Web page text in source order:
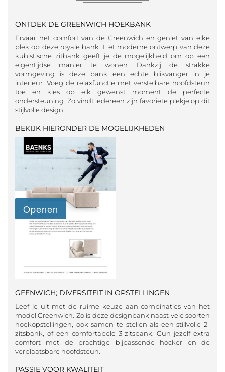
ONTDEK DE GREENWICH HOEKBANK
Ervaar het comfort van de Greenwich en geniet van elke
plek op deze royale bank. Het moderne ontwerp van deze
kubistische zitbank geeft je de mogelijkheid om op een
eigentijdse manier te wonen. Dankzij de strakke
vormgeving is deze bank een echte blikvanger in je
interieur. Voeg de relaxfunctie met verstelbare hoofdsteun
toe en kies op elk gewenst moment de perfecte
ondersteuning. Zo vindt iedereen zijn favoriete plekje op dit
stijlvolle design.
BEKIJK HIERONDER DE MOGELIJKHEDEN
GEENWICH; DIVERSITEIT IN OPSTELLINGEN
Leef je uit met de ruime keuze aan combinaties van het
model Greenwich. Zo is deze designbank naast vele soorten
hoekopstellingen, ook samen te stellen als een stijlvolle 2-
zitsbank, of een comfortabele 3-zitsbank. Gun jezelf extra
comfort met de prachtige bijpassende hocker en de
verplaatsbare hoofdsteun.
PASSIE VOOR KWALITEIT